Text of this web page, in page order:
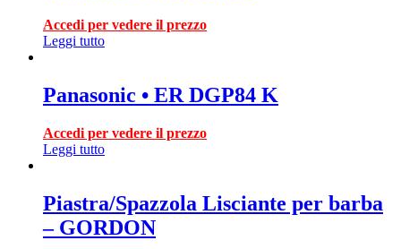
Accedi per vedere il prezzo
Leggi tutto
Panasonic • ER DGP84 K
Accedi per vedere il prezzo
Leggi tutto
Piastra/Spazzola Lisciante per barba
– GORDON